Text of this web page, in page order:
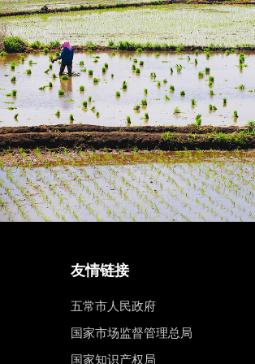
友情链接
五常市人民政府
国家市场监督管理总局
国家知识产权局